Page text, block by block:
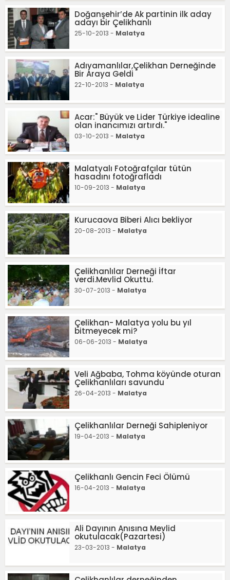
Doğanşehir’de Ak partinin ilk aday
adayı bir Çelikhanlı
25-10-2013 - Malatya
Adıyamanlılar,Çelikhan Derneğinde
Bir Araya Geldi
22-10-2013 - Malatya
Acar:" Büyük ve Lider Türkiye idealine
olan inancımızı artırdı."
03-10-2013 - Malatya
Malatyalı Fotoğrafçılar tütün
hasadını fotoğrafladı
10-09-2013 - Malatya
Kurucaova Biberi Alıcı bekliyor
20-08-2013 - Malatya
Çelikhanlılar Derneği İftar
verdi.Mevlid Okuttu.
30-07-2013 - Malatya
Çelikhan- Malatya yolu bu yıl
bitmeyecek mi?
06-06-2013 - Malatya
Veli Ağbaba, Tohma köyünde oturan
Çelikhanlıları savundu
26-04-2013 - Malatya
Çelikhanlılar Derneği Sahipleniyor
19-04-2013 - Malatya
Çelikhanlı Gencin Feci Ölümü
16-04-2013 - Malatya
Ali Dayının Anısına Mevlid
okutulacak(Pazartesi)
23-03-2013 - Malatya